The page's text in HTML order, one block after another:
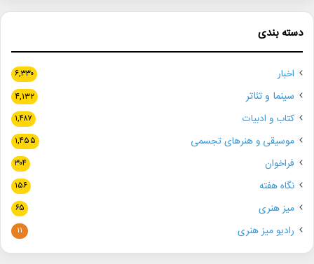
دسته بندی
اخبار ۶,۳۳۰
سینما و تئاتر ۴,۱۳۲
کتاب و ادبیات ۱,۴۸۷
موسیقی و هنرهای تجسمی ۱,۴۵۵
فراخوان ۳۰۴
نگاه هفته ۱۵۶
میز هنری ۶۵
رادیو میز هنری ۱۱